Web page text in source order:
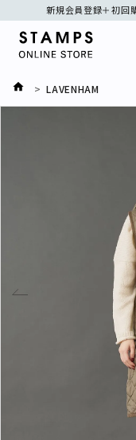
新規会員登録＋初回
LAVENHAM